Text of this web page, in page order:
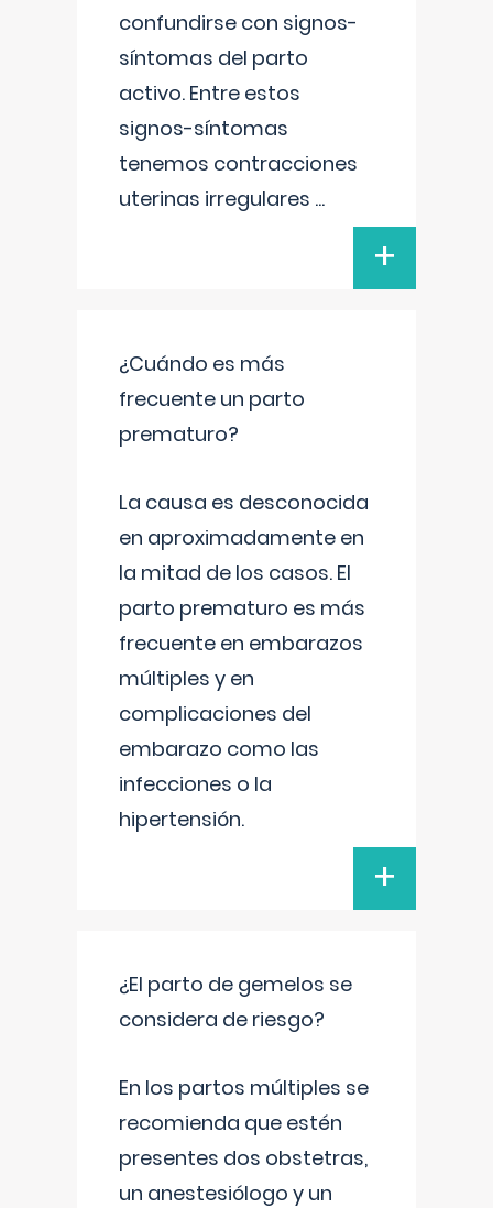
confundirse con signos-
síntomas del parto
activo. Entre estos
signos-síntomas
tenemos contracciones
uterinas irregulares ...
+
¿Cuándo es más
frecuente un parto
prematuro?
La causa es desconocida
en aproximadamente en
la mitad de los casos. El
parto prematuro es más
frecuente en embarazos
múltiples y en
complicaciones del
embarazo como las
infecciones o la
hipertensión.
+
¿El parto de gemelos se
considera de riesgo?
En los partos múltiples se
recomienda que estén
presentes dos obstetras,
un anestesiólogo y un